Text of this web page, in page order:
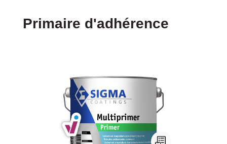
Ignorer la galerie de produits
Primaire d'adhérence